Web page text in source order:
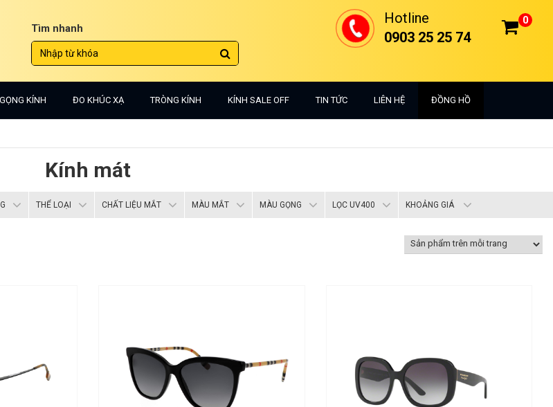
Tìm nhanh
0
Hotline
0903 25 25 74
GỌNG KÍNH ĐO KHÚC XẠ TRÒNG KÍNH KÍNH SALE OFF TIN TỨC LIÊN HỆ ĐỒNG HỒ
Kính mát
THỂ LOẠI CHẤT LIỆU MẮT MÀU MẮT MÀU GỌNG LỌC UV400 KHOẢNG GIÁ